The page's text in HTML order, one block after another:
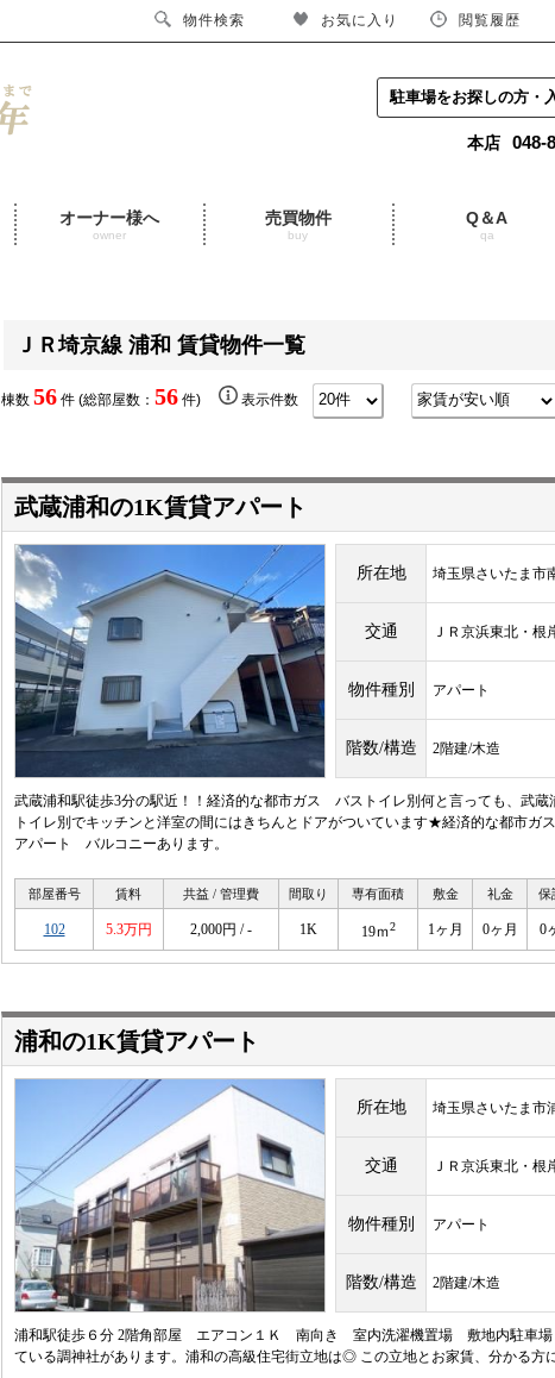
駐車場をお探しの方・
本店 048-
オーナー様へ
owner
売買物件
buy
Q＆A
qa
ＪＲ埼京線 浦和 賃貸物件一覧
棟数 56 件 (総部屋数： 56 件) 表示件数
武蔵浦和の1K賃貸アパート
所在地 埼玉県さいたま市
交通 ＪＲ京浜東北・
物件種別 アパート
階数/構造 2階建/木造
武蔵浦和駅徒歩3分の駅近！！経済的な都市ガス バストイレ別何と言っても、武蔵
トイレ別でキッチンと洋室の間にはきちんとドアがついています★経済的な都市
アパート バルコニーあります。
部屋番号 賃料 共益 / 管理費 間取り 専有面積 敷金 礼金 保
102 5.3万円 2,000円 / - 1K 19ｍ2 1ヶ月 0ヶ月 0
浦和の1K賃貸アパート
所在地 埼玉県さいたま市
交通 ＪＲ京浜東北・
物件種別 アパート
階数/構造 2階建/木造
浦和駅徒歩６分 2階角部屋 エアコン１Ｋ 南向き 室内洗濯機置場 敷地内駐車場
ている調神社があります。浦和の高級住宅街立地は◎ この立地とお家賃、分かる方
物件検索 お気に入り 閲覧履歴